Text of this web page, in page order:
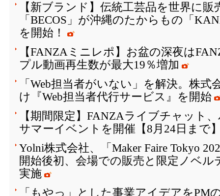
【新ブランド】伝統工芸品を世界に販
「BECOS」が沖縄のたからもの「
を開始！
【FANZAミニレポ】お盆の深夜は
プル動画再生数が最大19％増加
「Web担当者がいない」を解決。株式
け『Web担当者代行サービス』を開始
【期間限定】FANZAライブチャット
サマーイベントを開催【8月24日まで
Yolni株式会社、「Maker Faire Tokyo
開始後初、会場での販売と限定ノベ
実施
「もやっ」とした事業アイデアをPM